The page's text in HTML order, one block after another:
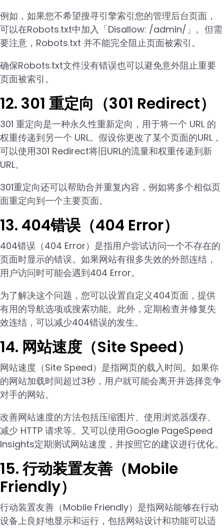
例如，如果您不希望搜寻引擎索引您的管理后台页面，
可以在Robots.txt中加入「Disallow: /admin/」。但需
要注意，Robots.txt 并不能完全阻止页面被索引。
确保Robots.txt文件没有错误也可以避免意外阻止重要
页面被索引。
12. 301 重定向（301 Redirect）
301 重定向是一种永久性重新定向，用于将一个 URL 的
权重传递到另一个 URL。假设你更改了某个页面的URL，
可以使用301 Redirect将旧URL的流量和权重传递到新
URL。
301重定向还可以帮助合并重复内容，例如将多个相似页
面重定向到一个主要页面。
13. 404错误（404 Error）
404错误（404 Error）是指用户尝试访问一个不存在的
页面时显示的错误。如果网站有很多失效的外部连结，
用户访问时可能会遇到404 Error。
为了解决这个问题，您可以设置自定义404页面，提供
有用的导航选项或搜索功能。此外，定期检查并修复失
效连结，可以减少404错误的发生。
14. 网站速度（Site Speed）
网站速度（Site Speed）是指网页的载入时间。如果你
的网站加载时间超过3秒，用户就可能会离开并选择竞争
对手的网站。
改善网站速度的方法包括压缩图片、使用浏览器缓存、
减少 HTTP 请求等。又可以使用Google PageSpeed
Insights定期测试网站速度，并按照它的建议进行优化。
15. 行动装置友善（Mobile
Friendly）
行动装置友善（Mobile Friendly）是指网站能够在行动
设备上良好地显示和运行，包括网站设计和功能可以适